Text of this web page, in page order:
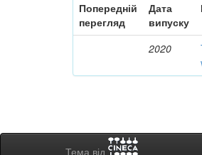
Попередній
перегляд
Дата
випуску
2020
Тема від